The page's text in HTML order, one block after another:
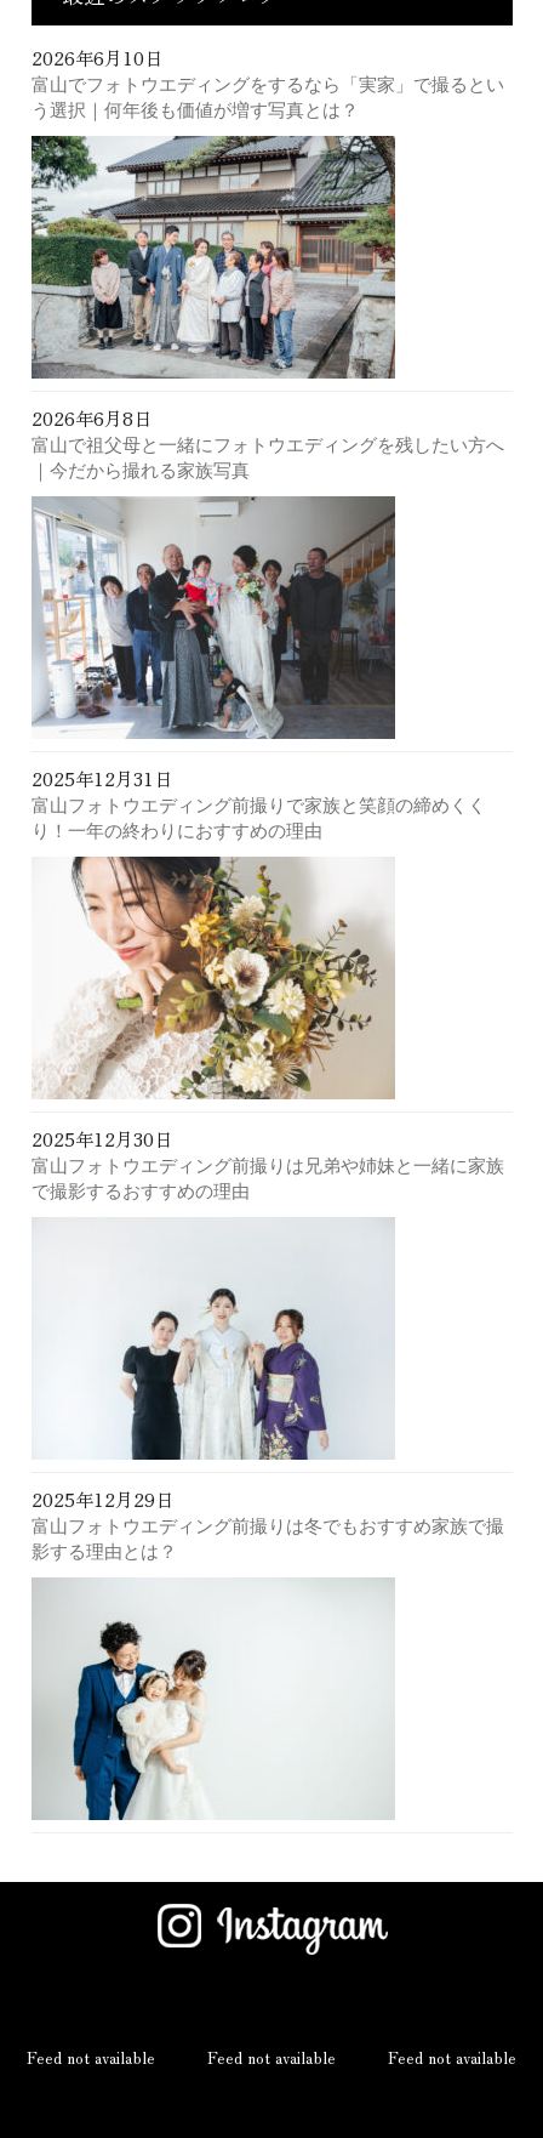
2026年6月10日
富山でフォトウエディングをするなら「実家」で撮るとい
う選択｜何年後も価値が増す写真とは？
2026年6月8日
富山で祖父母と一緒にフォトウエディングを残したい方へ
｜今だから撮れる家族写真
2025年12月31日
富山フォトウエディング前撮りで家族と笑顔の締めくく
り！一年の終わりにおすすめの理由
2025年12月30日
富山フォトウエディング前撮りは兄弟や姉妹と一緒に家族
で撮影するおすすめの理由
2025年12月29日
富山フォトウエディング前撮りは冬でもおすすめ家族で撮
影する理由とは？
Feed not available Feed not available Feed not available